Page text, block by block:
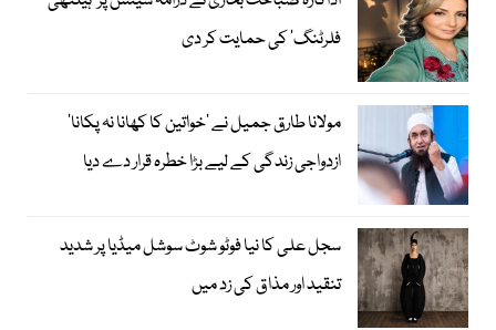
فلرٹنگ‘ کی حمایت کر دی
مولانا طارق جمیل نے ’خواتین کا کھانا نہ پکانا‘
ازدواجی زندگی کے لیے بڑا خطرہ قرار دے دیا
سجل علی کا نیا فوٹو شوٹ سوشل میڈیا پر شدید
تنقید اور مذاق کی زد میں